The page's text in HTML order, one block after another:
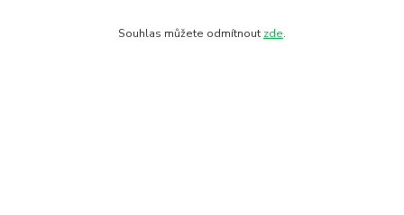
Souhlas můžete odmítnout zde.